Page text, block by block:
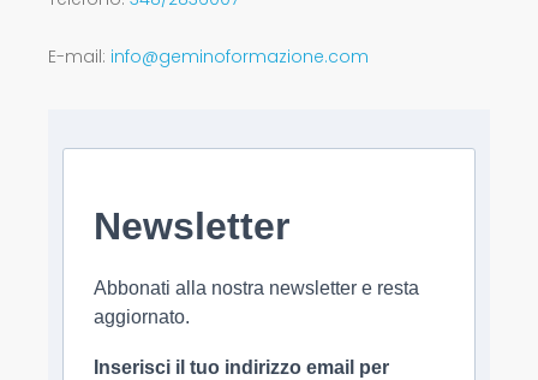
E-mail: info@geminoformazione.com
Newsletter
Abbonati alla nostra newsletter e resta
aggiornato.
Inserisci il tuo indirizzo email per